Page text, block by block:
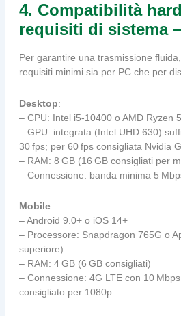
4. Compatibilità
requisiti di sistema
Per garantire una trasmissione
requisiti minimi sia per PC che per
Desktop:
– CPU: Intel i5‑10400 o AMD Ryzen
– GPU: integrata (Intel UHD 630)
30 fps; per 60 fps consigliata Nvidia
– RAM: 8 GB (16 GB consigliati per
– Connessione: banda minima 5
Mobile:
– Android 9.0+ o iOS 14+
– Processore: Snapdragon 765G o
superiore)
– RAM: 4 GB (6 GB consigliati)
– Connessione: 4G LTE con 10
consigliato per 1080p